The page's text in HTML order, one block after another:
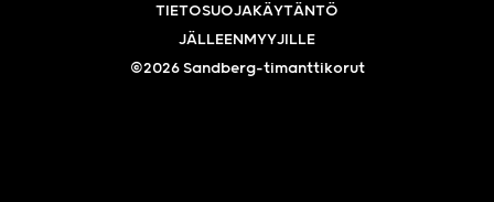
TIETOSUOJAKÄYTÄNTÖ
JÄLLEENMYYJILLE
©2026 Sandberg-timanttikorut